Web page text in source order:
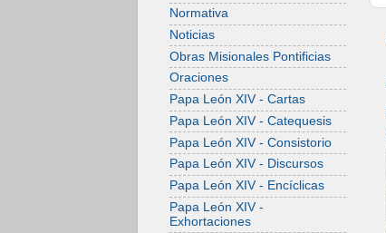
Normativa
Noticias
Obras Misionales Pontificias
Oraciones
Papa León XIV - Cartas
Papa León XIV - Catequesis
Papa León XIV - Consistorio
Papa León XIV - Discursos
Papa León XIV - Encíclicas
Papa León XIV -
Exhortaciones